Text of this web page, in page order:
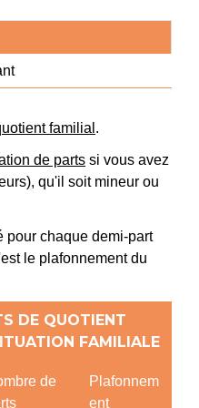
familial .
de parts si vous avez
qu'il soit mineur ou
pour chaque demi-part
le plafonnement du
DE QUOTIENT
FAMILIALE
de
Plafonnem
ent